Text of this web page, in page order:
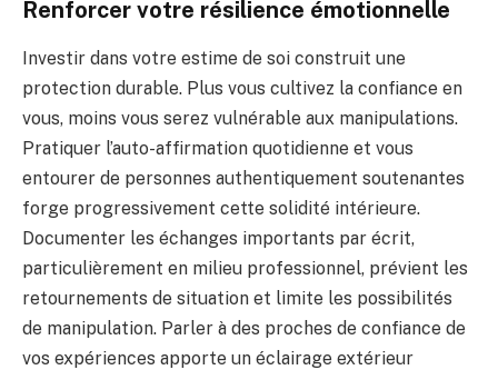
Renforcer votre résilience émotionnelle
Investir dans votre estime de soi construit une
protection durable. Plus vous cultivez la confiance en
vous, moins vous serez vulnérable aux manipulations.
Pratiquer l’auto-affirmation quotidienne et vous
entourer de personnes authentiquement soutenantes
forge progressivement cette solidité intérieure.
Documenter les échanges importants par écrit,
particulièrement en milieu professionnel, prévient les
retournements de situation et limite les possibilités
de manipulation. Parler à des proches de confiance de
vos expériences apporte un éclairage extérieur